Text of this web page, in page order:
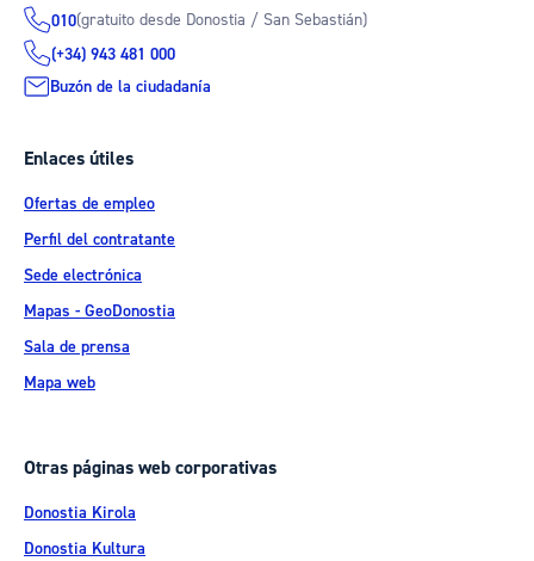
010(gratuito desde Donostia / San Sebastián)
(+34) 943 481 000
Buzón de la ciudadanía
Enlaces útiles
Ofertas de empleo
Perfil del contratante
Sede electrónica
Mapas - GeoDonostia
Sala de prensa
Mapa web
Otras páginas web corporativas
Donostia Kirola
Donostia Kultura